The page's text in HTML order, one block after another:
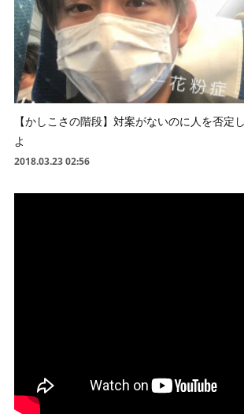
【かしこさの階段】対案がないのに人を否定
よ
2018.03.23 02:56